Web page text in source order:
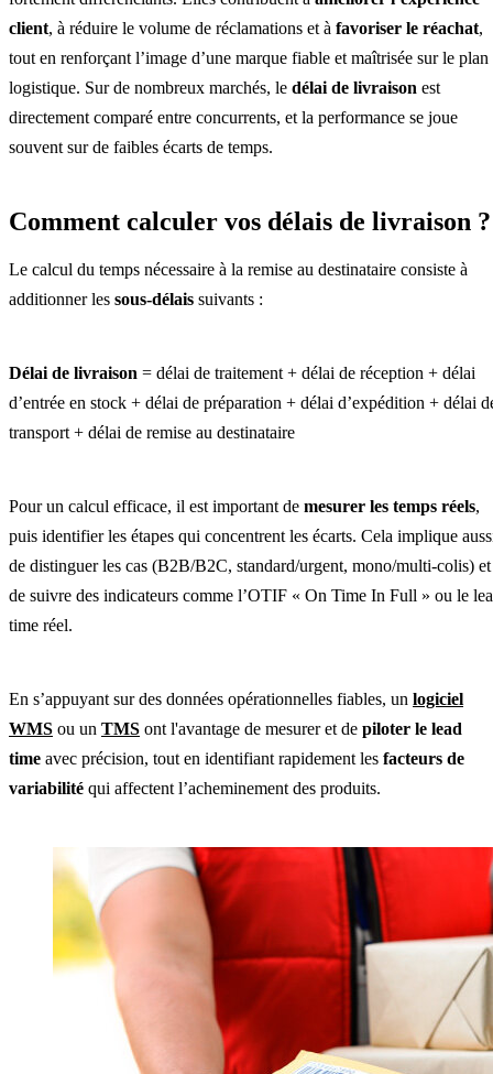
client, à réduire le volume de réclamations et à favoriser le réachat,
tout en renforçant l’image d’une marque fiable et maîtrisée sur le plan
logistique. Sur de nombreux marchés, le délai de livraison est
directement comparé entre concurrents, et la performance se joue
souvent sur de faibles écarts de temps.
Comment calculer vos délais de livraison ?
Le calcul du temps nécessaire à la remise au destinataire consiste à
additionner les sous-délais suivants :
Délai de livraison = délai de traitement + délai de réception + délai
d’entrée en stock + délai de préparation + délai d’expédition + délai
transport + délai de remise au destinataire
Pour un calcul efficace, il est important de mesurer les temps réels,
puis identifier les étapes qui concentrent les écarts. Cela implique
de distinguer les cas (B2B/B2C, standard/urgent, mono/multi-colis) et
de suivre des indicateurs comme l’OTIF « On Time In Full » ou le
time réel.
En s’appuyant sur des données opérationnelles fiables, un logiciel
WMS ou un TMS ont l'avantage de mesurer et de piloter le lead
time avec précision, tout en identifiant rapidement les facteurs de
variabilité qui affectent l’acheminement des produits.